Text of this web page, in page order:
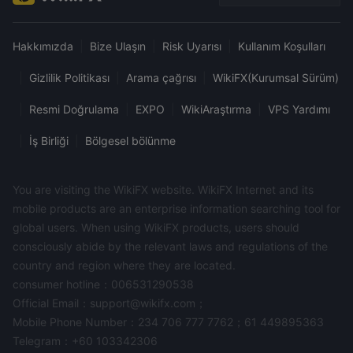
mutlak getiri hedefler.
Hakkımızda Bize Ulaşın Risk Uyarısı Kullanım Koşulları
Gizlilik Politikası Arama çağrısı WikiFX(Kurumsal Sürüm)
Resmi Doğrulama EXPO WikiAraştırma VPS Yardımı
İş Birliği Bölgesel bölünme
You are visiting the WikiFX website. WikiFX Internet and its
mobile products are an enterprise information searching tool for
global users. When using WikiFX products, users should
consciously abide by the relevant laws and regulations of the
country and region where they are located.
consumer hotline：006531290538
Official Email：support@wikifx.com；
Mobile Phone Number：234 706 777 7762；61 449895363
Telegram：+60 103342306